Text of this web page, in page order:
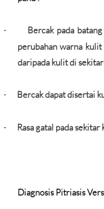
·
Bercak pada
perubahan warna
daripada kulit di
· Bercak dapat disertai
· Rasa gatal pada
Diagnosis Pitriasis